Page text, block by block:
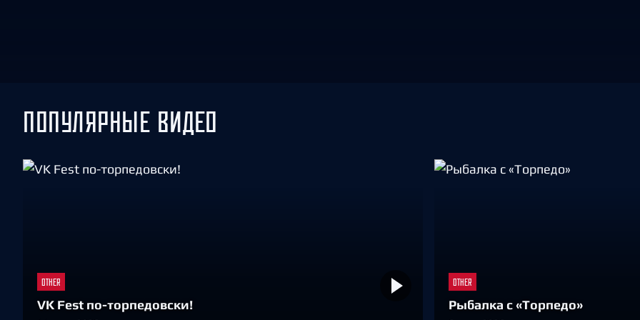
ПОПУЛЯРНЫЕ ВИДЕО
OTHER
VK Fest по-торпедовски!
OTHER
Рыбалка с «Торпедо»